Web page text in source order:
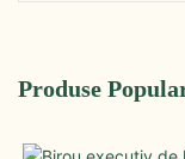
Produse